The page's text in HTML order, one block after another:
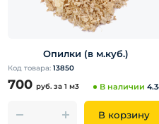
Опилки (в м.куб.)
Код товара: 13850
700 руб. за 1 м3 В наличии
В корзину